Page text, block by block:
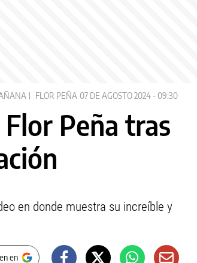
FLOR PEÑA 07 DE AGOSTO 2024 - 09:30
Peña tras
en donde muestra su increíble y
en